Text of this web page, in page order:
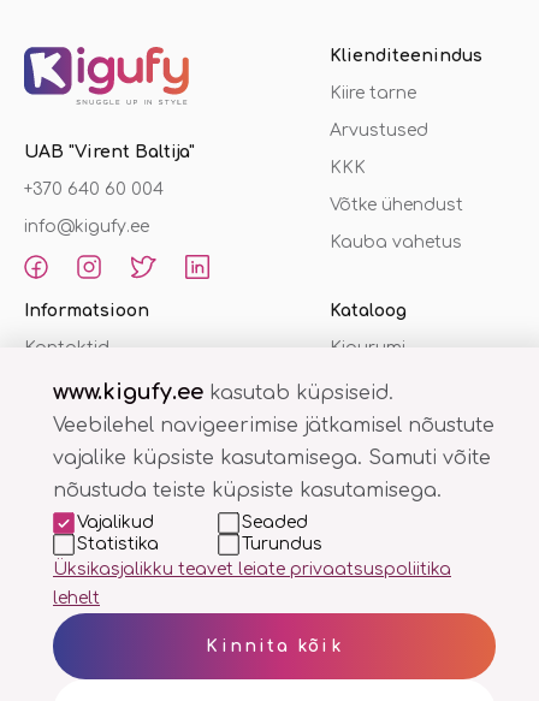
UAB "Virent Baltija"
+370 640 60 004
info@kigufy.ee
Klienditeenindus
Kiire tarne
Arvustused
KKK
Võtke ühendust
Kauba vahetus
Informatsioon
Kontaktid
Privaatsuspoliitika
Ostutingimused
Kataloog
Kigurumi
Sussid
Kigufy.lt Kigufy.lv Kigufy.ee
www.kigufy.ee kasutab küpsiseid.
Veebilehel navigeerimise jätkamisel nõustute
vajalike küpsiste kasutamisega. Samuti võite
nõustuda teiste küpsiste kasutamisega.
Vajalikud
Seaded
Statistika
Turundus
Üksikasjalikku teavet leiate privaatsuspoliitika
lehelt
Kinnita kõik